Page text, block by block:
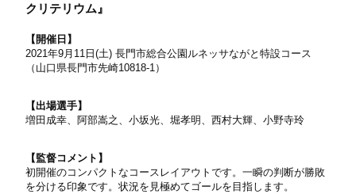
クリテリウム』
【開催日】
2021年9月11日(土) 長門市総合公園ルネッサながと特設コース
（山口県長門市先崎10818-1）
【出場選手】
増田成幸、阿部嵩之、小坂光、堀孝明、西村大輝、小野寺玲
【監督コメント】
初開催のコンパクトなコースレイアウトです。一瞬の判断が勝敗
を分ける印象です。状況を見極めてゴールを目指します。